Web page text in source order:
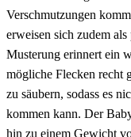
Verschmutzungen
erweisen sich zudem
Musterung erinnert ein
mögliche Flecken recht
zu säubern, sodass es
kommen kann. Der
hin zu einem Gewicht